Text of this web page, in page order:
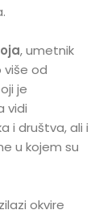
, umetnik
više od
je
vidi
i društva, ali i
u kojem su
okvire